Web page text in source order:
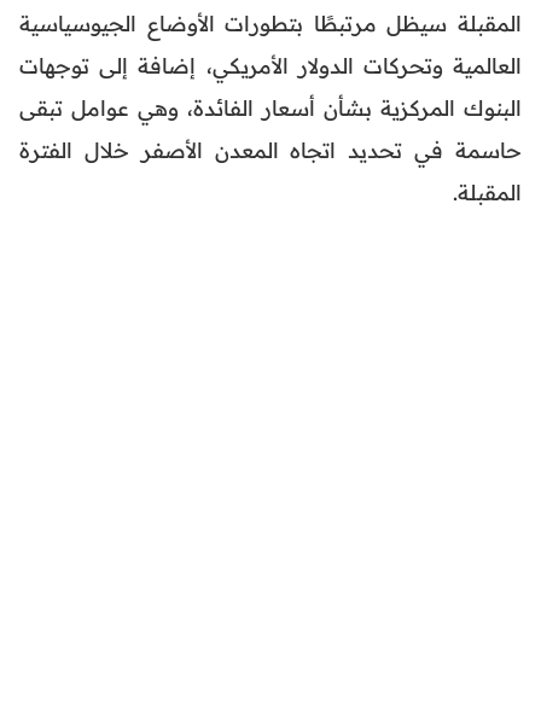
المقبلة سيظل مرتبطًا بتطورات الأوضاع الجيوسياسية
العالمية وتحركات الدولار الأمريكي، إضافة إلى توجهات
البنوك المركزية بشأن أسعار الفائدة، وهي عوامل تبقى
حاسمة في تحديد اتجاه المعدن الأصفر خلال الفترة
المقبلة.